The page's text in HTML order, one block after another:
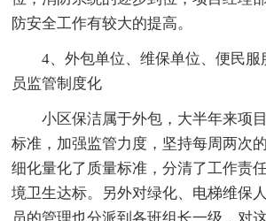
防安全工作有较大的提高。
4、外包单位、维保单位、便民服
员监管制度化
小区保洁属于外包，大半年来项
标准，加强监管力度，坚持每周两次
细化量化了质量标准，分清了工作责
境卫生达标。另外对绿化、电梯维保
员的管理也分派到各班组长一级，对